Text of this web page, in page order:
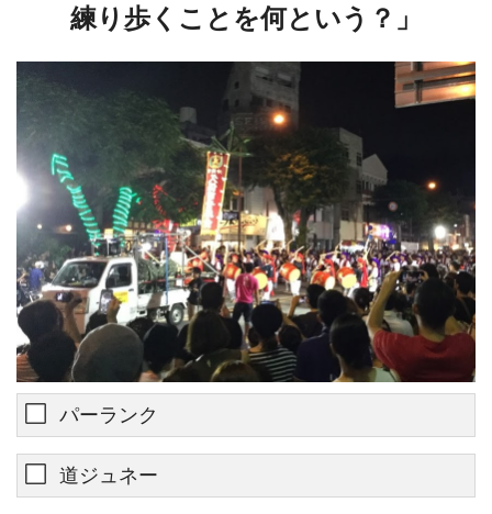
練り歩くことを何という？」
パーランク
道ジュネー